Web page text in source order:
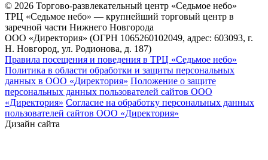
© 2026 Торгово-развлекательный центр «Седьмое небо»
ТРЦ «Седьмое небо» — крупнейший торговый центр в
заречной части Нижнего Новгорода
ООО «Директория» (ОГРН 1065260102049, адрес: 603093, г.
Н. Новгород, ул. Родионова, д. 187)
Правила посещения и поведения в ТРЦ «Седьмое небо»
Политика в области обработки и защиты персональных
данных в ООО «Директория» Положение о защите
персональных данных пользователей сайтов ООО
«Директория» Согласие на обработку персональных данных
пользователей сайтов ООО «Директория»
Дизайн сайта